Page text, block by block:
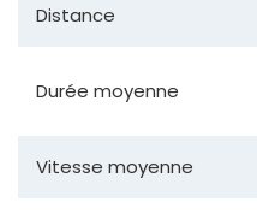
Distance
Durée moyenne
Vitesse moyenne